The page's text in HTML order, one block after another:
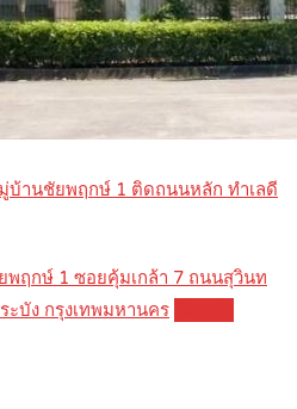
บ้านชัยพฤกษ์ 1 ติดถนนหลัก ทำเลดี
ฤกษ์ 1 ซอยคุ้มเกล้า 7 ถนนสุวินท
ะบัง กรุงเทพมหานคร